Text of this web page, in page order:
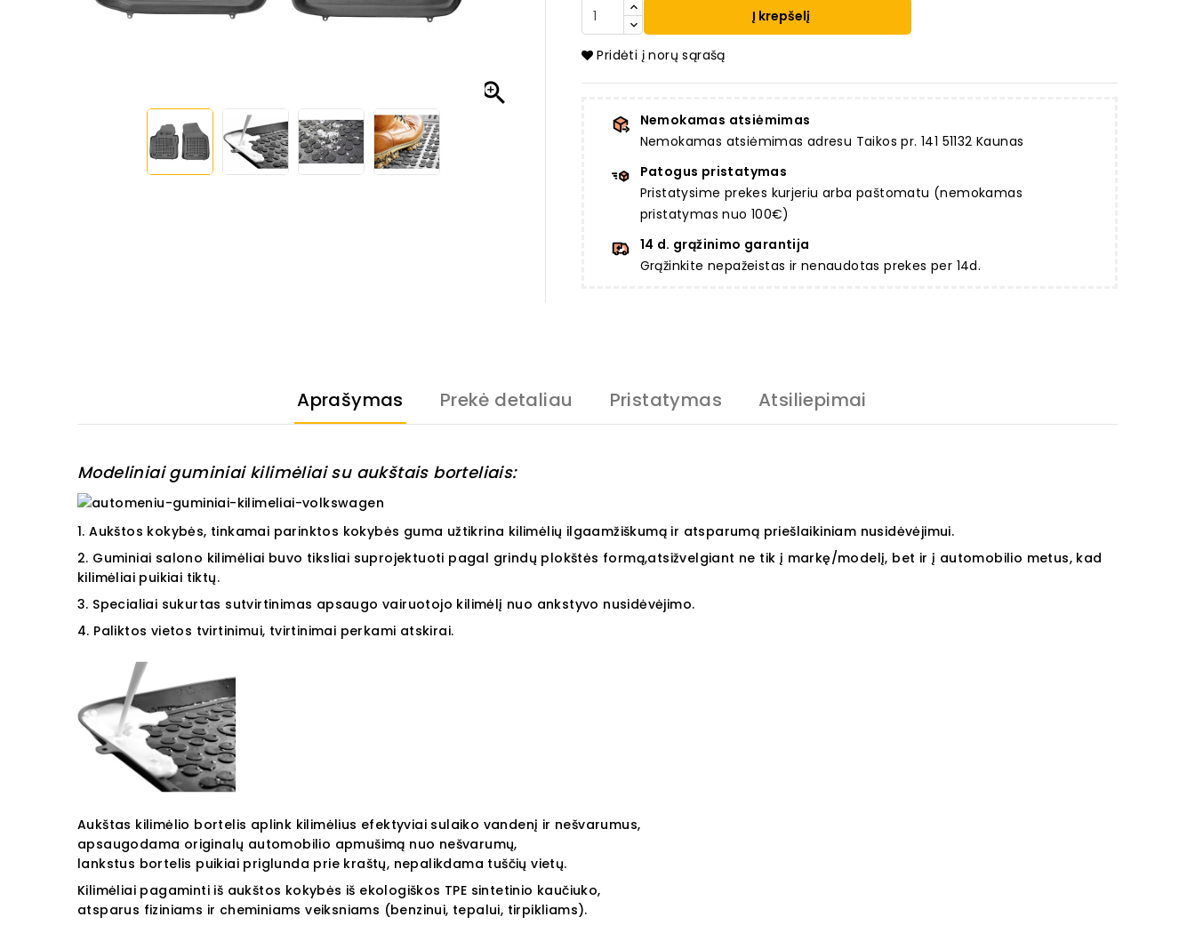

Į krepšelį
Pridėti į norų sąrašą
Nemokamas atsiėmimas
Nemokamas atsiėmimas adresu Taikos pr. 141 51132 Kaunas
Patogus pristatymas
Pristatysime prekes kurjeriu arba paštomatu (nemokamas
pristatymas nuo 100€)
14 d. grąžinimo garantija
Grąžinkite nepažeistas ir nenaudotas prekes per 14d.
Aprašymas Prekė detaliau Pristatymas Atsiliepimai
Modeliniai guminiai kilimėliai su aukštais borteliais:
1. Aukštos kokybės, tinkamai parinktos kokybės guma užtikrina kilimėlių ilgaamžiškumą ir atsparumą priešlaikiniam nusidėvėjimui.
2. Guminiai salono kilimėliai buvo tiksliai suprojektuoti pagal grindų plokštės formą,atsižvelgiant ne tik į markę/modelį, bet ir į automobilio metus, kad
kilimėliai puikiai tiktų.
3. Specialiai sukurtas sutvirtinimas apsaugo vairuotojo kilimėlį nuo ankstyvo nusidėvėjimo.
4. Paliktos vietos tvirtinimui, tvirtinimai perkami atskirai.
Aukštas kilimėlio bortelis aplink kilimėlius efektyviai sulaiko vandenį ir nešvarumus,
apsaugodama originalų automobilio apmušimą nuo nešvarumų,
lankstus bortelis puikiai priglunda prie kraštų, nepalikdama tuščių vietų.
Kilimėliai pagaminti iš aukštos kokybės iš ekologiškos TPE sintetinio kaučiuko,
atsparus fiziniams ir cheminiams veiksniams (benzinui, tepalui, tirpikliams).